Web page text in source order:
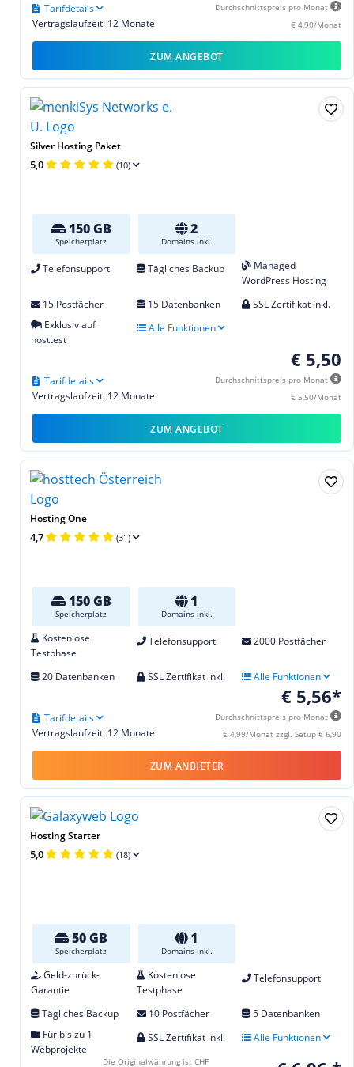
Durchschnittspreis pro Monat
€ 4,90/Monat
Vertragslaufzeit: 12 Monate
Tarifdetails
ZUM ANGEBOT
Silver Hosting Paket
5,0 (10)
150 GB
Speicherplatz
2
Domains inkl.
Telefonsupport Tägliches Backup
Managed
WordPress Hosting
15 Postfächer
15 Datenbanken
SSL Zertifikat inkl.
Exklusiv auf
hosttest
Alle Funktionen
€ 5,50
Durchschnittspreis pro Monat
€ 5,50/Monat
Vertragslaufzeit: 12 Monate
Tarifdetails
ZUM ANGEBOT
Hosting One
4,7 (31)
150 GB
Speicherplatz
1
Domains inkl.
Kostenlose
Testphase
Telefonsupport 2000 Postfächer
20 Datenbanken SSL Zertifikat inkl. Alle Funktionen
€ 5,56*
Durchschnittspreis pro Monat
€ 4,99/Monat zzgl. Setup € 6,90
Vertragslaufzeit: 12 Monate
Tarifdetails
ZUM ANBIETER
Hosting Starter
5,0 (18)
50 GB
Speicherplatz
1
Domains inkl.
Geld-zurück-
Garantie
Kostenlose
Testphase
Telefonsupport
Tägliches Backup 10 Postfächer
5 Datenbanken
Für bis zu 1
Webprojekte
SSL Zertifikat inkl. Alle Funktionen
Die Originalwährung ist CHF